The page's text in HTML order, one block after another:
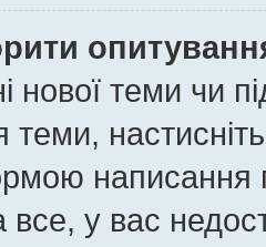
нової теми чи
теми,
написання
у вас